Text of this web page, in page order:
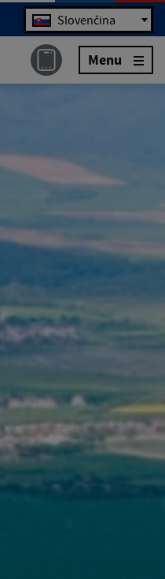
Jazyk Slovenčina
Menu